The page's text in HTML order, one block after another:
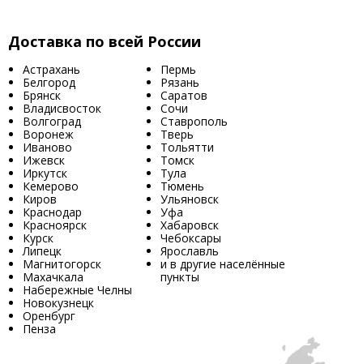
Доставка по всей России
Астрахань
Белгород
Брянск
Владисвосток
Волгоград
Воронеж
Иваново
Ижевск
Иркутск
Кемерово
Киров
Краснодар
Красноярск
Курск
Липецк
Магнитогорск
Махачкала
Набережные Челны
Новокузнецк
Оренбург
Пенза
Пермь
Рязань
Саратов
Сочи
Ставрополь
Тверь
Тольятти
Томск
Тула
Тюмень
Ульяновск
Уфа
Хабаровск
Чебоксары
Ярославль
и в другие населённые
пункты